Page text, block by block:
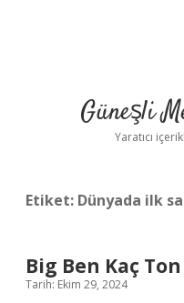
Güneşli
Yaratıcı
Etiket: Dünyada ilk
Big Ben Kaç Ton
Tarih: Ekim 29, 2024